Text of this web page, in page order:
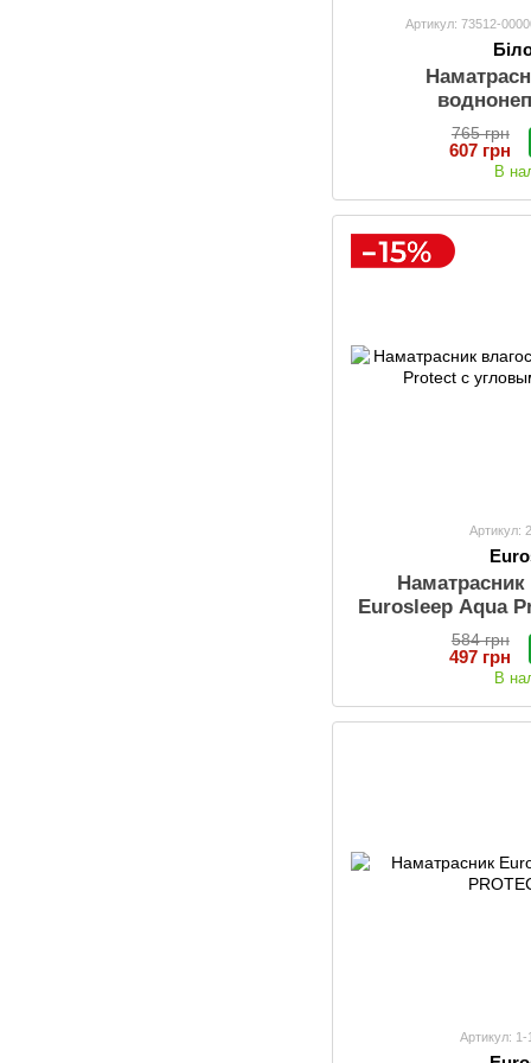
Артикул: 73512-
765 грн
607 грн
В
Артикул:
Наматрасник
Eurosleep Aqua
584 грн
497 грн
В
Артикул: 1-